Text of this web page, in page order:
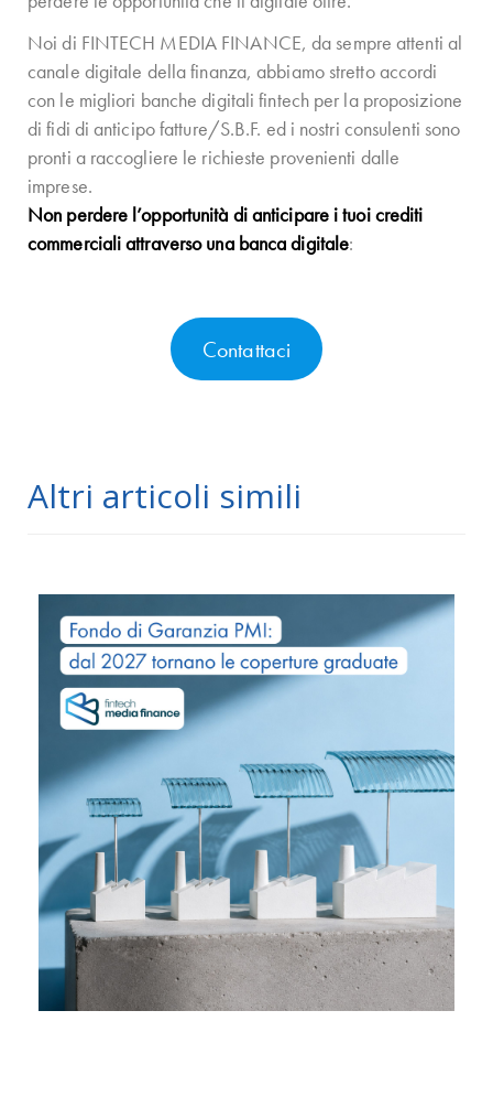
Noi di FINTECH MEDIA FINANCE, da sempre attenti al
canale digitale della finanza, abbiamo stretto accordi
con le migliori banche digitali fintech per la proposizione
di fidi di anticipo fatture/S.B.F. ed i nostri consulenti sono
pronti a raccogliere le richieste provenienti dalle
imprese.
Non perdere l’opportunità di anticipare i tuoi crediti
commerciali attraverso una banca digitale:
Contattaci
Altri articoli simili